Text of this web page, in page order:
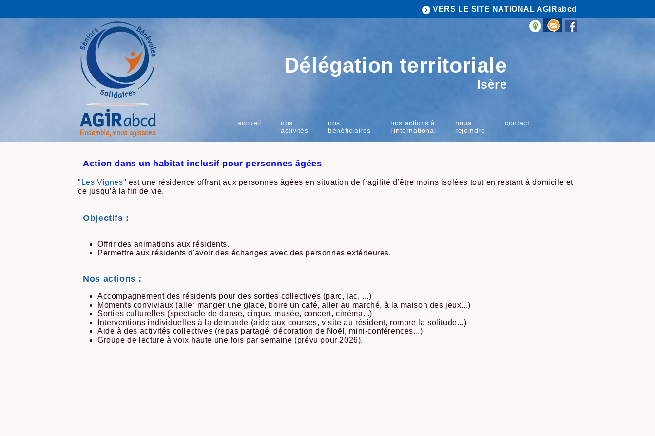
VERS LE SITE NATIONAL AGIRabcd
Délégation territoriale
Isère
accueil
nos
activités
nos
bénéficiaires
nos actions à
l'international
nous
rejoindre
contact
Action dans un habitat inclusif pour personnes âgées
" Les Vignes" est une résidence offrant aux personnes âgées en situation de fragilité d’être moins isolées tout en restant à domicile et
ce jusqu’à la fin de vie.
Objectifs :
Offrir des animations aux résidents.
Permettre aux résidents d'avoir des échanges avec des personnes extérieures.
Nos actions :
Accompagnement des résidents pour des sorties collectives (parc, lac, ...)
Moments conviviaux (aller manger une glace, boire un café, aller au marché, à la maison des jeux...)
Sorties culturelles (spectacle de danse, cirque, musée, concert, cinéma...)
Interventions individuelles à la demande (aide aux courses, visite au résident, rompre la solitude...)
Aide à des activités collectives (repas partagé, décoration de Noël, mini-conférences...)
Groupe de lecture à voix haute une fois par semaine (prévu pour 2026).